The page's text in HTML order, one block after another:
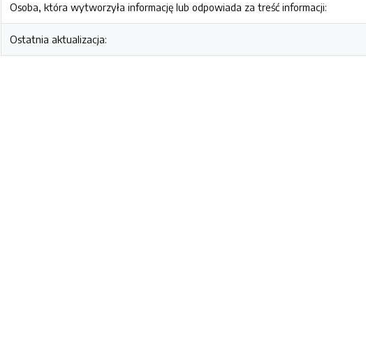
Osoba, która wytworzyła informację lub odpowiada za treść informacji:
Ostatnia aktualizacja: